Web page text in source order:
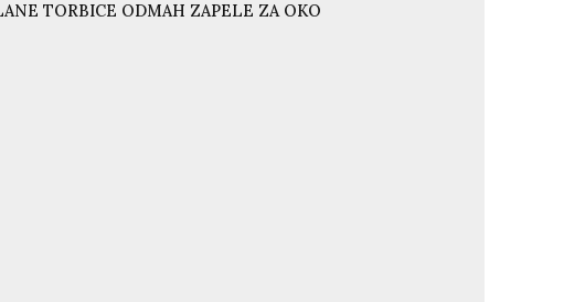
TORBICE ODMAH ZAPELE ZA OKO